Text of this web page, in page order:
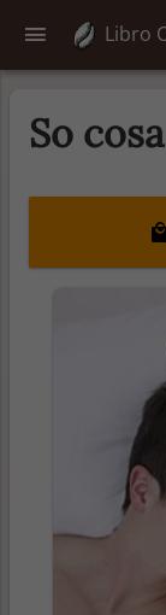
Libro
So